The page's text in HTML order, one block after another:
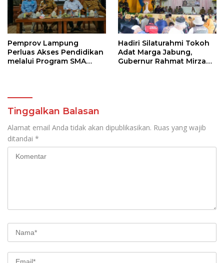
Pemprov Lampung
Perluas Akses Pendidikan
melalui Program SMA
Hadiri Silaturahmi Tokoh
Adat Marga Jabung,
Gubernur Rahmat Mirzani
Tinggalkan Balasan
Alamat email Anda tidak akan dipublikasikan. Ruas yang wajib
ditandai *